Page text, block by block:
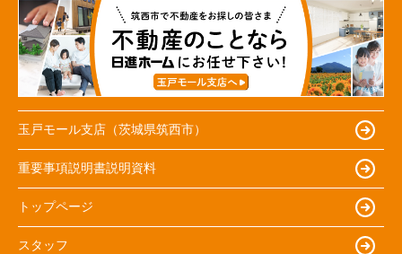
玉戸モール支店（茨城県筑西市）
重要事項説明書説明資料
トップページ
スタッフ